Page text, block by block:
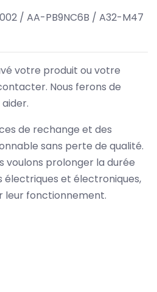
/ AA-PB9NC6B / A32-M47
votre produit ou votre
Nous ferons de
de rechange et des
sans perte de qualité.
voulons prolonger la durée
électriques et électroniques,
leur fonctionnement.